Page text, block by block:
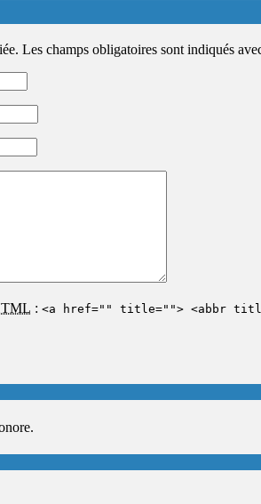
Les champs obligatoires sont indiqués
: <a href="" title=""> <abbr